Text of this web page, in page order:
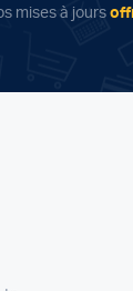
mises à jours